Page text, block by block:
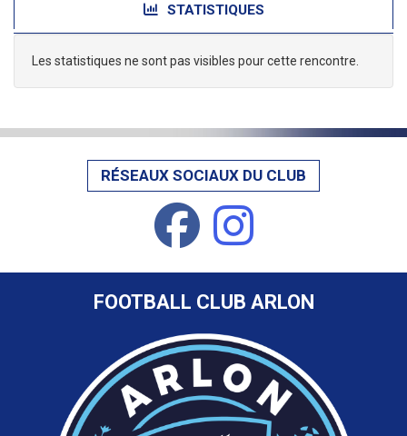
STATISTIQUES
Les statistiques ne sont pas visibles pour cette rencontre.
RÉSEAUX SOCIAUX DU CLUB
FOOTBALL CLUB ARLON